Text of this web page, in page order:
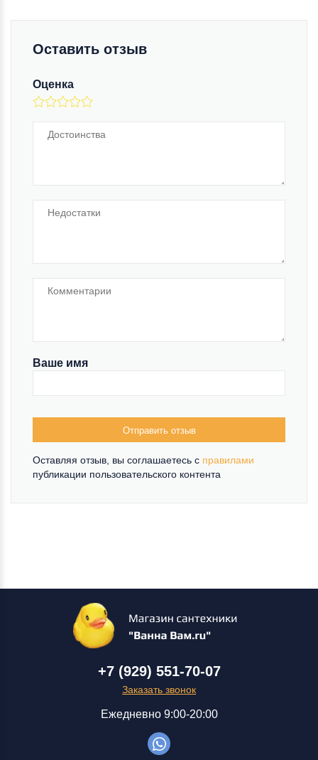
Оставить отзыв
Оценка
Ваше имя
Отправить отзыв
Оставляя отзыв, вы соглашаетесь c правилами
публикации пользовательского контента
+7 (929) 551-70-07
Заказать звонок
Ежедневно 9:00-20:00